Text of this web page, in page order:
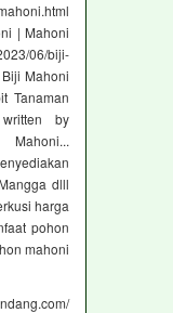
| Mahoni
06/biji-
Mahoni
Tanaman
written by
dlll
harga
pohon
mahoni